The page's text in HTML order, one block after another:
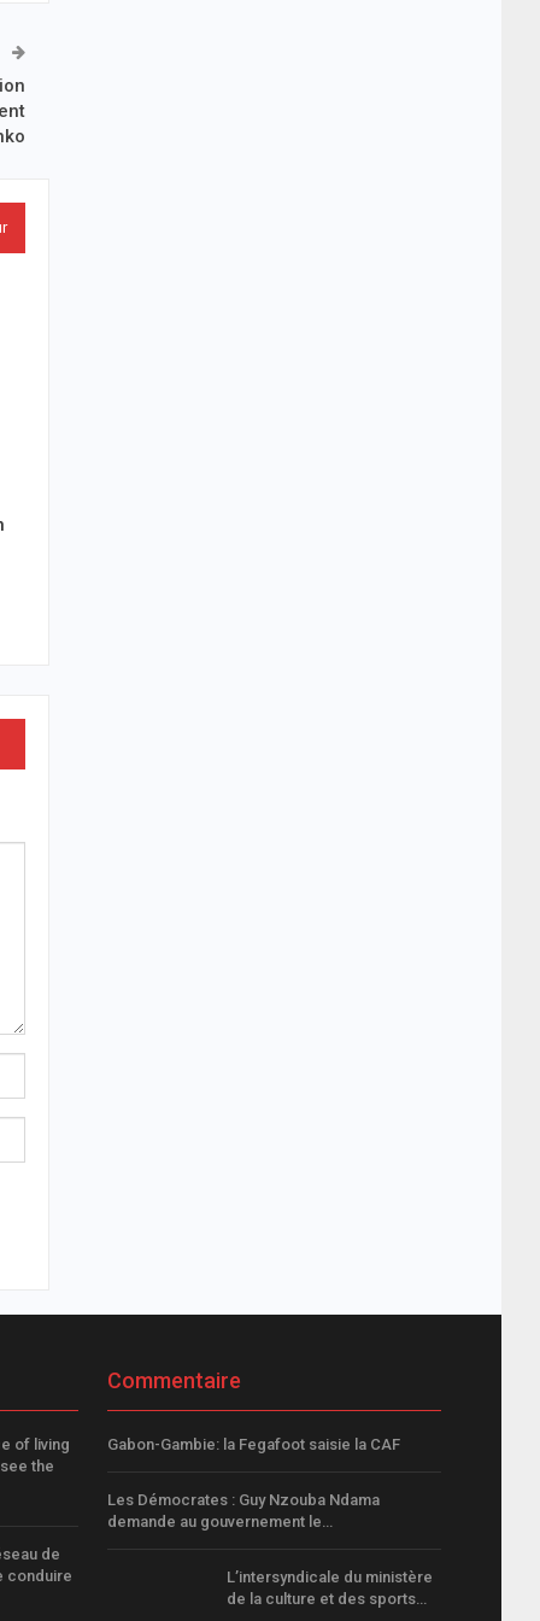
of living
the
de
conduire
Commentaire
Gabon-Gambie: la Fegafoot saisie la CAF
Les Démocrates : Guy Nzouba Ndama
demande au gouvernement le…
L’intersyndicale du ministère
de la culture et des sports…